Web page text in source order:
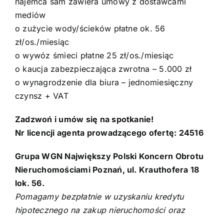
mediów
o zużycie wody/ścieków płatne ok. 56
zł/os./miesiąc
o wywóz śmieci płatne 25 zł/os./miesiąc
o kaucja zabezpieczająca zwrotna – 5.000 zł
o wynagrodzenie dla biura – jednomiesięczny
czynsz + VAT
Zadzwoń i umów się na spotkanie!
Nr licencji agenta prowadzącego ofertę: 24516
Grupa WGN Największy Polski Koncern Obrotu
Nieruchomościami Poznań, ul. Krauthofera 18
lok. 56.
Pomagamy bezpłatnie w uzyskaniu kredytu
hipotecznego na zakup nieruchomości oraz